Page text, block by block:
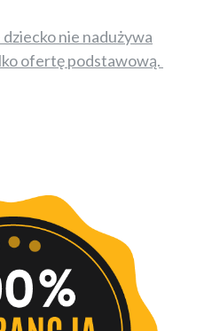
nie nadużywa
ofertę podstawową.